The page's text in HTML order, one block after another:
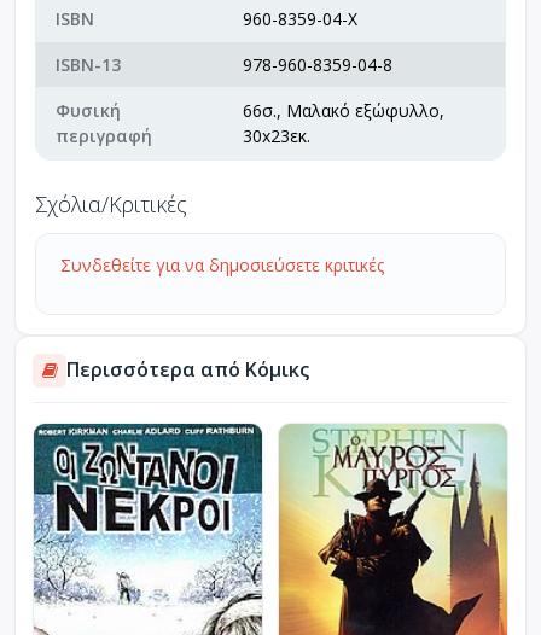
ISBN
960-8359-04-X
ISBN-13
978-960-8359-04-8
Φυσική
περιγραφή
66σ., Μαλακό εξώφυλλο,
30x23εκ.
Σχόλια/Κριτικές
Συνδεθείτε για να δημοσιεύσετε κριτικές
Περισσότερα από Κόμικς